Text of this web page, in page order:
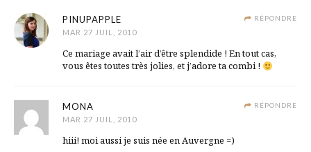
RÉPONDRE
PINUPAPPLE
MAR 27 JUIL, 2010
Ce mariage avait l’air d’être splendide ! En tout cas,
vous êtes toutes très jolies, et j’adore ta combi !
RÉPONDRE
MONA
MAR 27 JUIL, 2010
hiii! moi aussi je suis née en Auvergne =)